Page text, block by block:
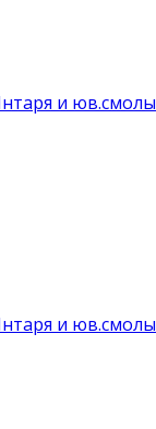
и юв.смолы
и юв.смолы